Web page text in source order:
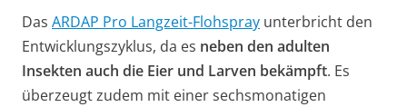
Das ARDAP Pro Langzeit-Flohspray unterbricht den
Entwicklungszyklus, da es neben den adulten
Insekten auch die Eier und Larven bekämpft. Es
überzeugt zudem mit einer sechsmonatigen